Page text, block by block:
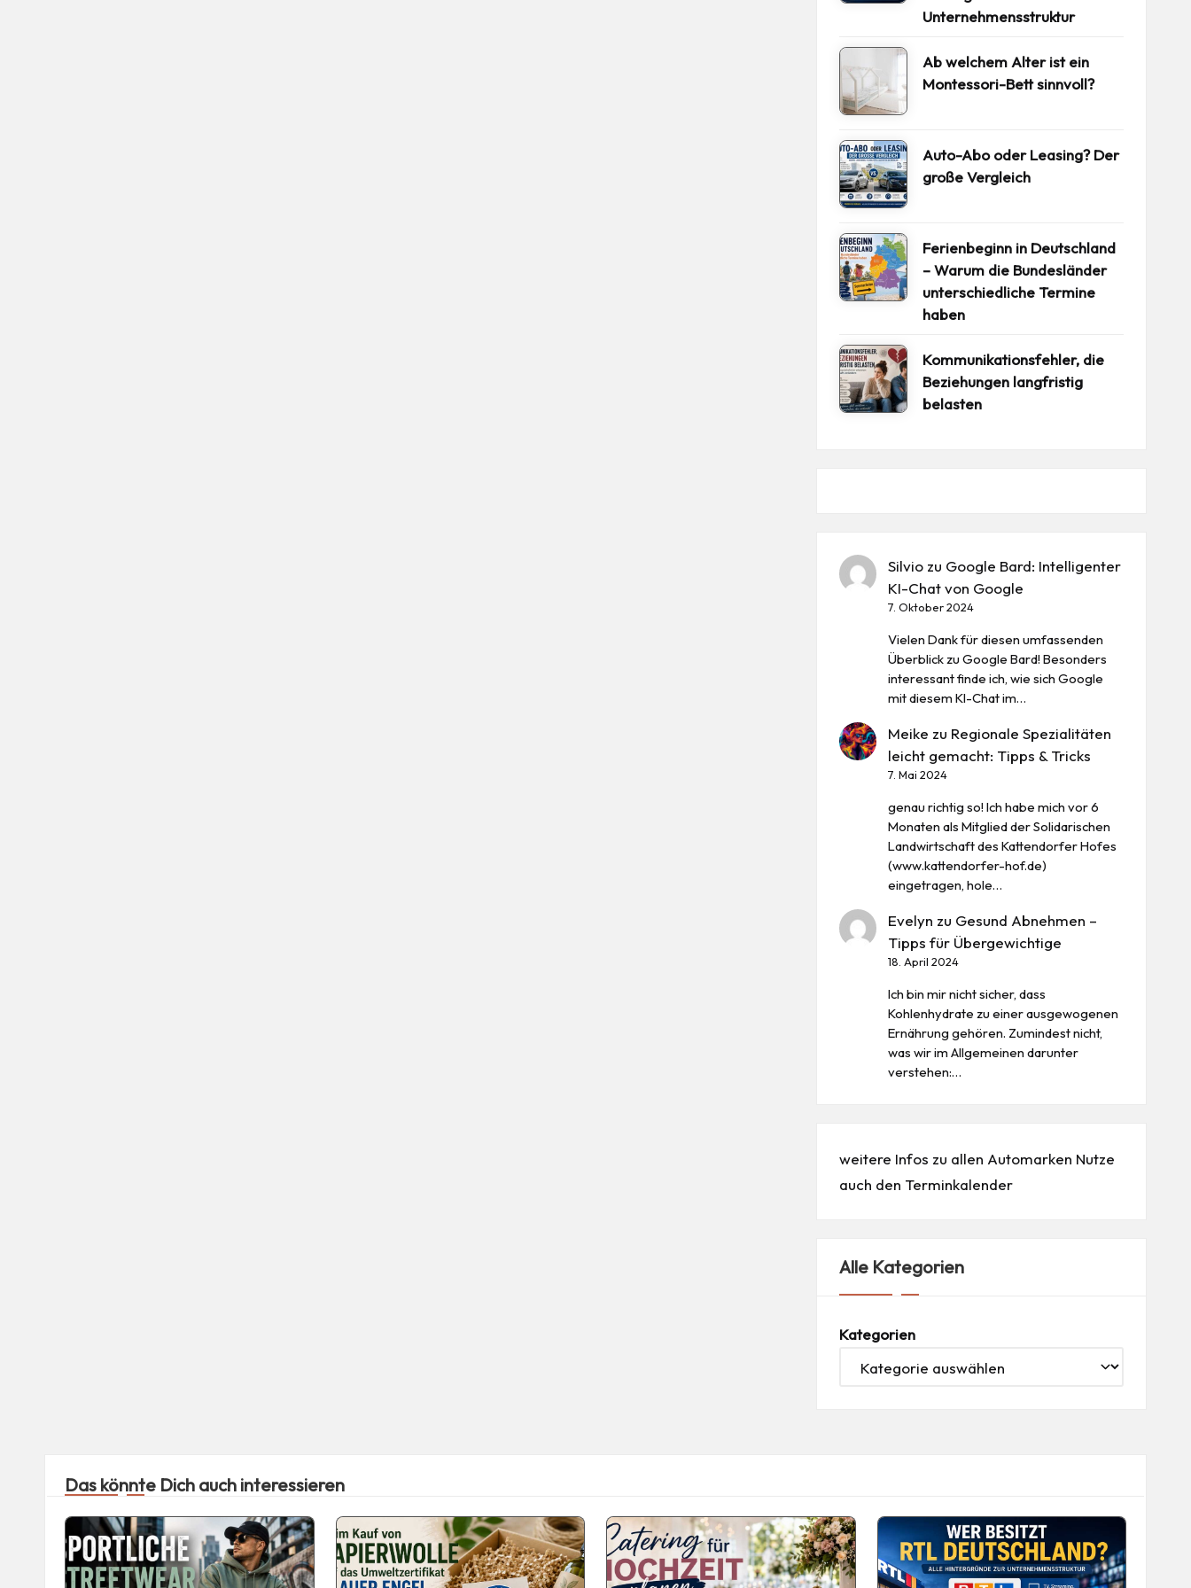
Unternehmensstruktur
Ab welchem Alter ist ein
Montessori-Bett sinnvoll?
Auto-Abo oder Leasing? Der
große Vergleich
Ferienbeginn in Deutschland
– Warum die Bundesländer
unterschiedliche Termine
haben
Kommunikationsfehler, die
Beziehungen langfristig
belasten
Silvio zu Google Bard: Intelligenter
KI-Chat von Google
7. Oktober 2024
Vielen Dank für diesen umfassenden
Überblick zu Google Bard! Besonders
interessant finde ich, wie sich Google
mit diesem KI-Chat im…
Meike zu Regionale Spezialitäten
leicht gemacht: Tipps & Tricks
7. Mai 2024
genau richtig so! Ich habe mich vor 6
Monaten als Mitglied der Solidarischen
Landwirtschaft des Kattendorfer Hofes
(www.kattendorfer-hof.de)
eingetragen, hole…
Evelyn zu Gesund Abnehmen –
Tipps für Übergewichtige
18. April 2024
Ich bin mir nicht sicher, dass
Kohlenhydrate zu einer ausgewogenen
Ernährung gehören. Zumindest nicht,
was wir im Allgemeinen darunter
verstehen:…
weitere Infos zu allen Automarken Nutze
auch den Terminkalender
Alle Kategorien
Kategorien
Das könnte Dich auch interessieren